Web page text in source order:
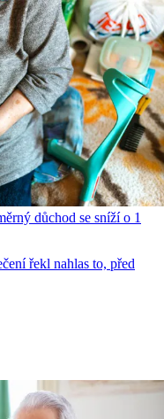
důchod se sníží o 1
řekl nahlas to, před